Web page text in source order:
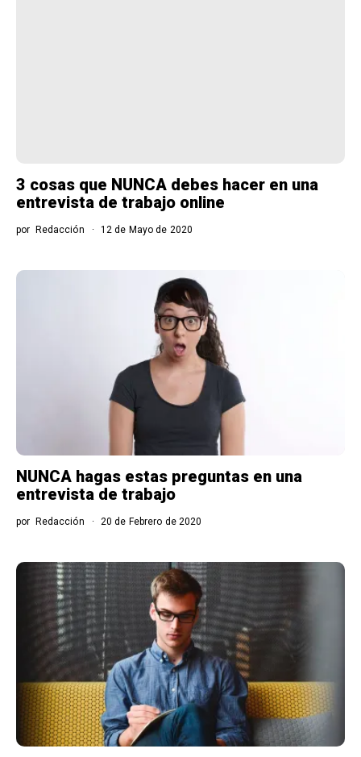
3 cosas que NUNCA debes hacer en una
entrevista de trabajo online
por Redacción 12 de Mayo de 2020
NUNCA hagas estas preguntas en una
entrevista de trabajo
por Redacción 20 de Febrero de 2020